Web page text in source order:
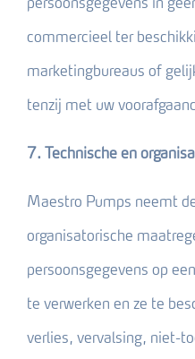
commercieel ter
marketingbureaus of
tenzij met uw
7. Technische en
Maestro Pumps neemt
organisatorische
persoonsgegevens op
te verwerken en ze te
verlies, vervalsing, niet-